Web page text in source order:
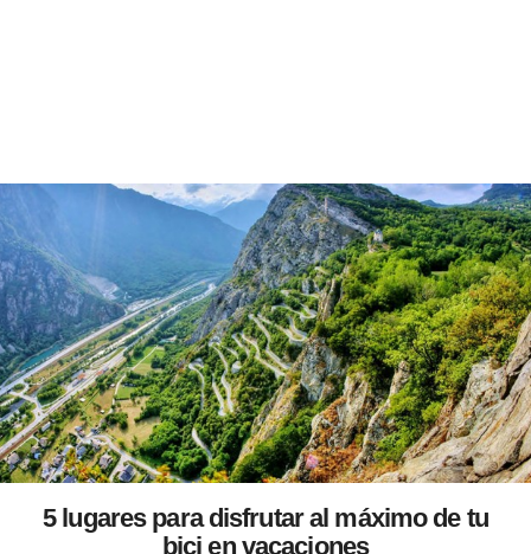
5 lugares para disfrutar al máximo de tu
bici en vacaciones